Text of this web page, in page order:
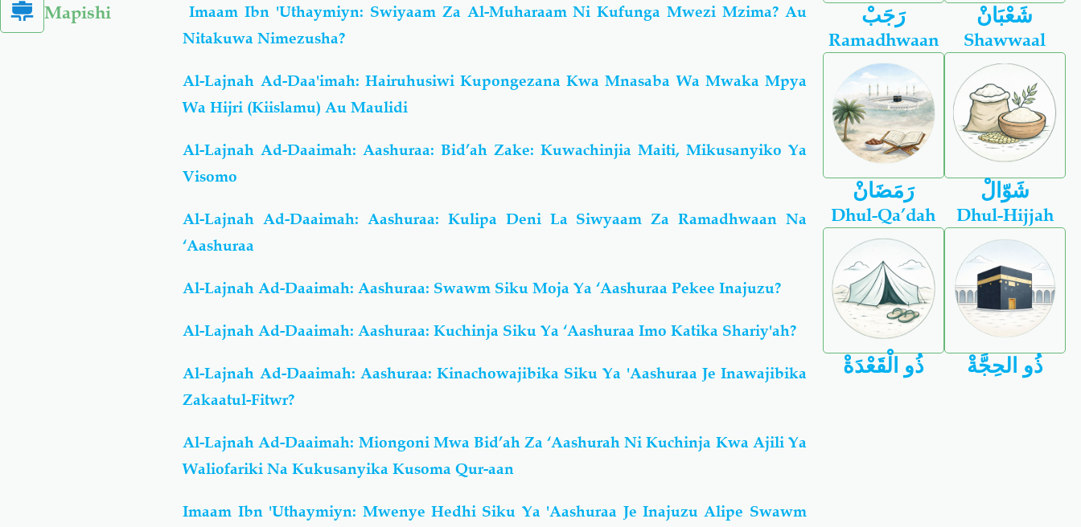
Mapishi
Imaam Ibn 'Uthaymiyn: Swiyaam Za Al-Muharaam Ni Kufunga Mwezi Mzima? Au
Nitakuwa Nimezusha?
Al-Lajnah Ad-Daa'imah: Hairuhusiwi Kupongezana Kwa Mnasaba Wa Mwaka Mpya
Wa Hijri (Kiislamu) Au Maulidi
Al-Lajnah Ad-Daaimah: Aashuraa: Bid’ah Zake: Kuwachinjia Maiti, Mikusanyiko Ya
Visomo
Al-Lajnah Ad-Daaimah: Aashuraa: Kulipa Deni La Siwyaam Za Ramadhwaan Na
‘Aashuraa
Al-Lajnah Ad-Daaimah: Aashuraa: Swawm Siku Moja Ya ‘Aashuraa Pekee Inajuzu?
Al-Lajnah Ad-Daaimah: Aashuraa: Kuchinja Siku Ya ‘Aashuraa Imo Katika Shariy'ah?
Al-Lajnah Ad-Daaimah: Aashuraa: Kinachowajibika Siku Ya 'Aashuraa Je Inawajibika
Zakaatul-Fitwr?
Al-Lajnah Ad-Daaimah: Miongoni Mwa Bid’ah Za ‘Aashurah Ni Kuchinja Kwa Ajili Ya
Waliofariki Na Kukusanyika Kusoma Qur-aan
Imaam Ibn 'Uthaymiyn: Mwenye Hedhi Siku Ya 'Aashuraa Je Inajuzu Alipe Swawm
رَجَبْ شَعْبَانْ
Ramadhwaan
رَمَضَانْ
Shawwaal
شَوّالْ
Dhul-Qa’dah
ذُو الْقَعْدَةْ
Dhul-Hijjah
ذُو الحِجَّةْ